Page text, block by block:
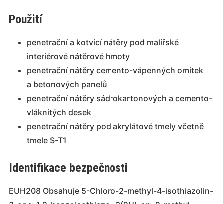
Použití
penetrační a kotvící nátěry pod malířské
interiérové nátěrové hmoty
penetrační nátěry cemento-vápenných omítek
a betonových panelů
penetrační nátěry sádrokartonových a cemento-
vláknitých desek
penetrační nátěry pod akrylátové tmely včetně
tmele S-T1
Identifikace bezpečnosti
EUH208 Obsahuje 5-Chloro-2-methyl-4-isothiazolin-